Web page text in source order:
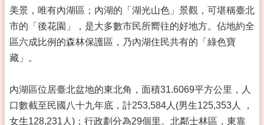
美景，唯有內湖區；內湖的「湖光山色」景觀，可堪稱臺北
市的「後花園」，是大多數市民所嚮往的好地方。佔地約全
區六成比例的森林保護區，乃內湖住民共有的「綠色寶
藏」。
內湖區位居臺北盆地的東北角，面積31.6069平方公里，人
口數截至民國八十九年底，計253,584人(男生125,353人 ，
女生128,231人)；行政劃分為29個里。北鄰士林區，東靠